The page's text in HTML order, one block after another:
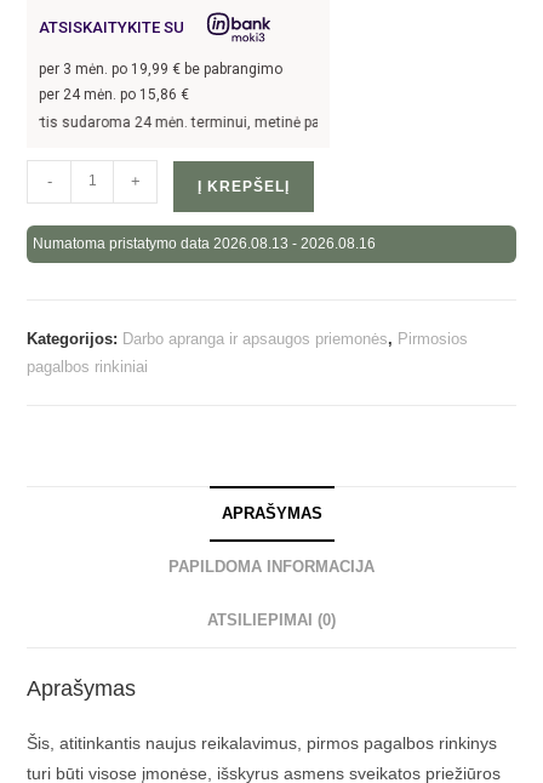
ATSISKAITYKITE SU
per 3 mėn. po 19,99 € be pabrangimo
per 24 mėn. po 15,86 €
sudaroma 24 mėn. terminui, metinė palūkanų norma –
- + Į KREPŠELĮ
Numatoma pristatymo data 2026.08.13 - 2026.08.16
Kategorijos: Darbo apranga ir apsaugos priemonės, Pirmosios
pagalbos rinkiniai
APRAŠYMAS
PAPILDOMA INFORMACIJA
ATSILIEPIMAI (0)
Aprašymas
Šis, atitinkantis naujus reikalavimus, pirmos pagalbos rinkinys
turi būti visose įmonėse, išskyrus asmens sveikatos priežiūros